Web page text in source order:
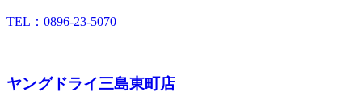
TEL：0896-23-5070
ヤングドライ三島東町店